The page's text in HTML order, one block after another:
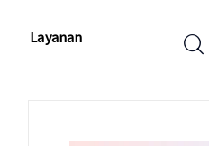
Layanan